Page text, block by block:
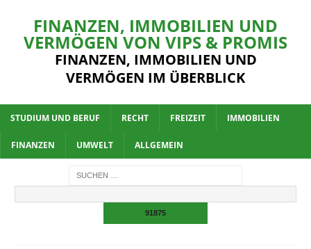
FINANZEN, IMMOBILIEN UND
VERMÖGEN VON VIPS & PROMIS
FINANZEN, IMMOBILIEN UND
VERMÖGEN IM ÜBERBLICK
STUDIUM UND BERUF RECHT FREIZEIT IMMOBILIEN
FINANZEN UMWELT ALLGEMEIN